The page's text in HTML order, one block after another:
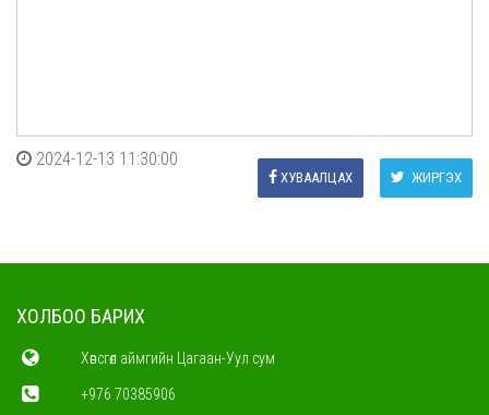
2024-12-13 11:30:00
ЖИРГЭХ
ХУВААЛЦАХ
ХОЛБОО БАРИХ
Хөвсгөл аймгийн Цагаан-Уул сум
+976 70385906